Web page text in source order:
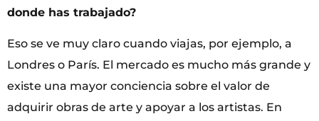
donde has trabajado?
Eso se ve muy claro cuando viajas, por ejemplo, a
Londres o París. El mercado es mucho más grande y
existe una mayor conciencia sobre el valor de
adquirir obras de arte y apoyar a los artistas. En